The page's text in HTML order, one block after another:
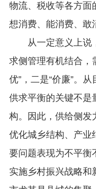
物流、税收等各方面
想消费、能消费、敢
从一定意义上说
求侧管理有机结合，
优”，二是“价廉”。
供求平衡的关键不是
构。因此，供给侧发
优化城乡结构、产业
要问题表现为不平衡
实施乡村振兴战略和